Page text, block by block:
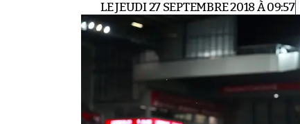
LE JEUDI 27 SEPTEMBRE 2018 À 09:57